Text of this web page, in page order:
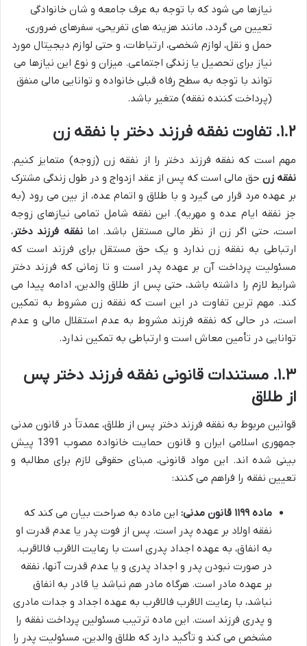
نیازها می شود که با توجه به عرف جامعه و شان خانوادگی
تعیین می گردد، مانند هزینه های تفریحی، سفرهای ضروری،
حمل و نقل، لوازم شخصی، ارتباطات، و حتی لوازم دیجیتال مورد
نیاز برای تحصیل یا زندگی اجتماعی. میزان و نوع این نیازها می
تواند با توجه به سطح رفاه قبلی خانواده و توانایی مالی منفق
(پرداخت کننده نفقه) متغیر باشد.
۱.۲. تفاوت نفقه فرزند دختر با نفقه زن
مهم است که نفقه فرزند دختر را از نفقه زن (زوجه) متمایز کنیم.
نفقه زن حق مالی است که پس از عقد ازدواج و در طول زندگی مشترک
بر عهده مرد قرار می گیرد و با طلاق و اتمام عده، از بین می رود (به
جز نفقه ایام عده و مهریه). این نفقه شامل تمامی نیازهای زوجه
است، حتی اگر زن از نظر مالی مستقل باشد. امانفقه فرزند دختر،
ارتباطی به نفقه زن ندارد و یک حق مستقل برای فرزند است که
مسئولیت پرداخت آن بر عهده پدر است و تا زمانی که فرزند دختر
شرایط لازم را داشته باشد، حتی پس از طلاق والدین، ادامه پیدا می
کند. مهم ترین تفاوت در این است که نفقه زن مشروط به تمکین
است، در حالی که نفقه فرزند مشروط به عدم استقلال مالی و عدم
توانایی در تأمین معاش است و ارتباطی به تمکین ندارد.
۱.۳. مستندات قانونی نفقه فرزند دختر پس
از طلاق
قوانین مربوط به نفقه فرزند دختر پس از طلاق، عمدتاً در قانون مدنی
جمهوری اسلامی ایران و قانون حمایت خانواده مصوب 1391 پیش
بینی شده اند. این مواد قانونی، مبنای حقوقی لازم برای مطالبه و
تعیین نفقه را فراهم می کنند:
ماده ۱۱۹۹ قانون مدنی:
این ماده به صراحت بیان می کند که
نفقه اولاد بر عهده پدر است. پس از فوت پدر یا عدم قدرت او
به انفاق، به عهده اجداد پدری است با رعایت الاقرب فالاقرب.
در صورت نبودن پدر و اجداد پدری و یا عدم قدرت آنها، نفقه
بر عهده مادر است. هرگاه مادر هم نباشد یا قادر به انفاق
نباشد، با رعایت الاقرب فالاقرب به عهده اجداد و جدات مادری
و پدری فرزند است. این ماده ترتیب مسئولین پرداخت نفقه را
مشخص می کند و تأکید دارد که طلاق والدین، مسئولیت پدر را